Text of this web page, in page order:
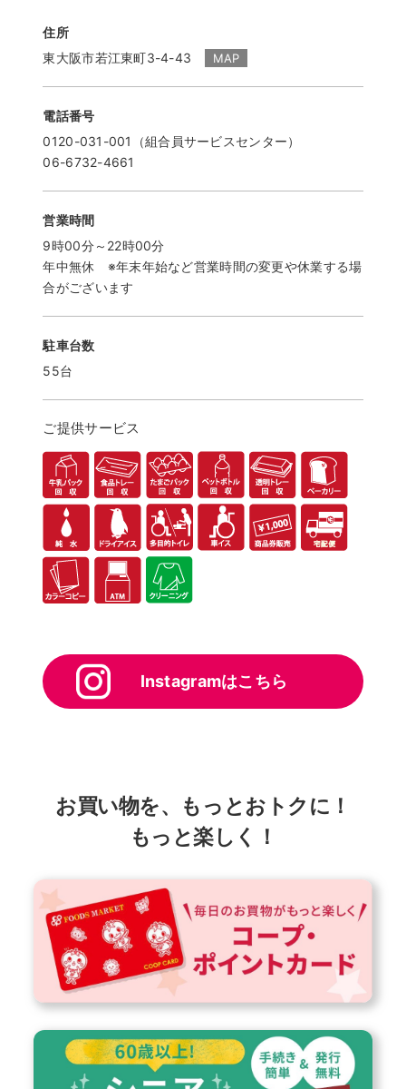
住所
東大阪市若江東町3-4-43
MAP
電話番号
0120-031-001（組合員サービスセンター）
06-6732-4661
営業時間
9時00分～22時00分
年中無休 ※年末年始など営業時間の変更や休業する場
合がございます
駐車台数
55台
ご提供サービス
Instagramはこちら
お買い物を、もっとおトクに！
もっと楽しく！